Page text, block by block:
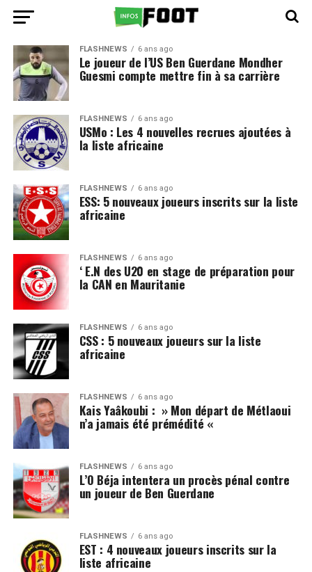
FLASHNEWS 6 ans ago
Le joueur de l’US Ben Guerdane Mondher
Guesmi compte mettre fin à sa carrière
FLASHNEWS 6 ans ago
USMo : Les 4 nouvelles recrues ajoutées à
la liste africaine
FLASHNEWS 6 ans ago
ESS: 5 nouveaux joueurs inscrits sur la liste
africaine
FLASHNEWS 6 ans ago
‘ E.N des U20 en stage de préparation pour
la CAN en Mauritanie
FLASHNEWS 6 ans ago
CSS : 5 nouveaux joueurs sur la liste
africaine
FLASHNEWS 6 ans ago
Kais Yaâkoubi : » Mon départ de Métlaoui
n’a jamais été prémédité «
FLASHNEWS 6 ans ago
L’O Béja intentera un procès pénal contre
un joueur de Ben Guerdane
FLASHNEWS 6 ans ago
EST : 4 nouveaux joueurs inscrits sur la
liste africaine